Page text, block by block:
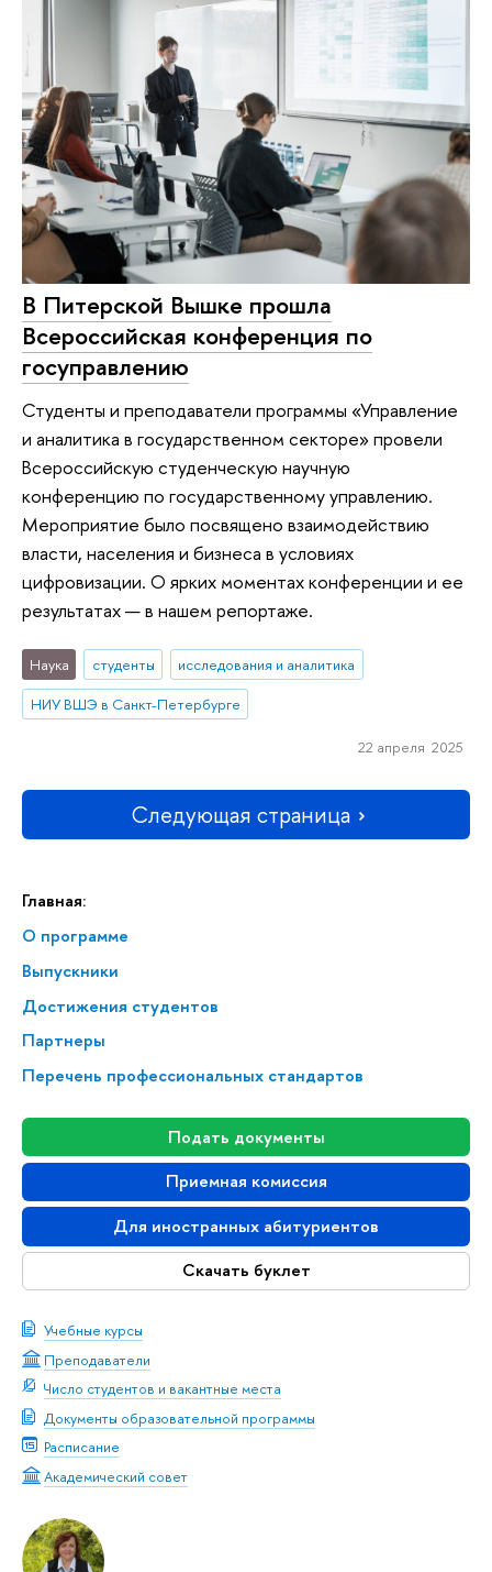
Главная:
О программе
Выпускники
Достижения студентов
Партнеры
Перечень профессиональных стандартов
Подать документы
Приемная комиссия
Для иностранных абитуриентов
Скачать буклет
Учебные курсы
Преподаватели
Число студентов и вакантные места
Документы образовательной программы
Расписание
Академический совет
В Питерской Вышке прошла
Всероссийская конференция по
госуправлению
Студенты и преподаватели программы «Управление
и аналитика в государственном секторе» провели
Всероссийскую студенческую научную
конференцию по государственному управлению.
Мероприятие было посвящено взаимодействию
власти, населения и бизнеса в условиях
цифровизации. О ярких моментах конференции и ее
результатах — в нашем репортаже.
Наука студенты
исследования и аналитика
НИУ ВШЭ в Санкт-Петербурге
22 апреля 2025
Следующая страница